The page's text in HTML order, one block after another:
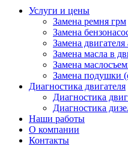
Услуги и цены
Замена ремня грм
Замена
Замена
Замена масла в
Замена
Замена подушки
Диагностика двигателя
Диагностика
Диагностика
Наши работы
О компании
Контакты